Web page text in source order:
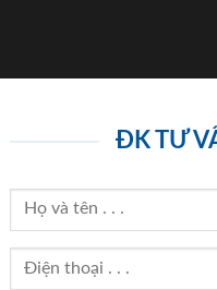
ĐK TƯ